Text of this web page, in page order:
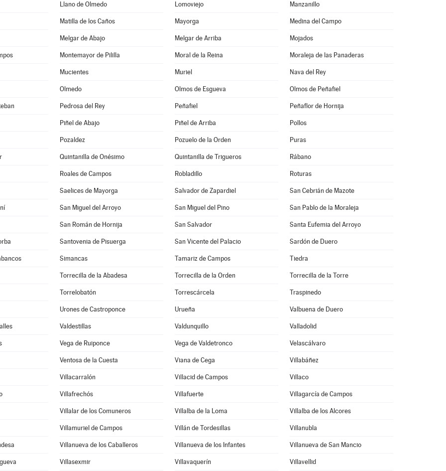
Llano de Olmedo Lomoviejo Manzanillo
Matilla de los Caños Mayorga Medina del Campo
Melgar de Abajo Melgar de Arriba Mojados
Montemayor de Pililla Moral de la Reina Moraleja de las Panaderas
Mucientes Muriel Nava del Rey
Olmedo Olmos de Esgueva Olmos de Peñafiel
Pedrosa del Rey Peñafiel Peñaflor de Hornija
Piñel de Abajo Piñel de Arriba Pollos
Pozaldez Pozuelo de la Orden Puras
Quintanilla de Onésimo Quintanilla de Trigueros Rábano
Roales de Campos Robladillo Roturas
Saelices de Mayorga Salvador de Zapardiel San Cebrián de Mazote
San Miguel del Arroyo San Miguel del Pino San Pablo de la Moraleja
San Román de Hornija San Salvador Santa Eufemia del Arroyo
Santovenia de Pisuerga San Vicente del Palacio Sardón de Duero
Simancas Tamariz de Campos Tiedra
Torrecilla de la Abadesa Torrecilla de la Orden Torrecilla de la Torre
Torrelobatón Torrescárcela Traspinedo
Urones de Castroponce Urueña Valbuena de Duero
Valdestillas Valdunquillo Valladolid
Vega de Ruiponce Vega de Valdetronco Velascálvaro
Ventosa de la Cuesta Viana de Cega Villabáñez
Villacarralón Villacid de Campos Villaco
Villafrechós Villafuerte Villagarcía de Campos
Villalar de los Comuneros Villalba de la Loma Villalba de los Alcores
Villamuriel de Campos Villán de Tordesillas Villanubla
Villanueva de los Caballeros Villanueva de los Infantes Villanueva de San Mancio
Villasexmir Villavaquerín Villavellid